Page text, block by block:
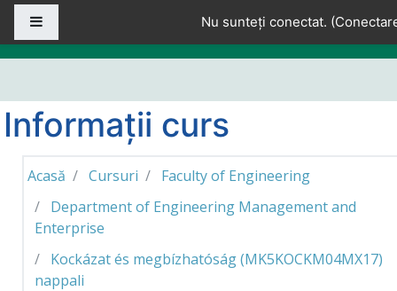
Sari la conţinutul principal
Nu sunteți conectat. (
Informații curs
Acasă Cursuri
Faculty of Engineering
Department of Engineering Management and
Enterprise
Kockázat és megbízhatóság (MK5KOCKM04MX17)
nappali